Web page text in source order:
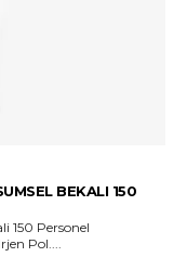
BEKALI 150
150 Personel
Irjen Pol....